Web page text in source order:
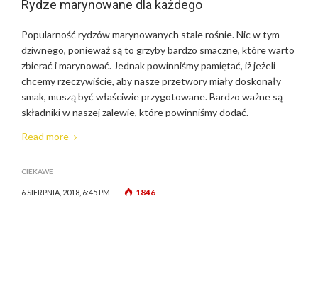
Rydze marynowane dla każdego
Popularność rydzów marynowanych stale rośnie. Nic w tym
dziwnego, ponieważ są to grzyby bardzo smaczne, które warto
zbierać i marynować. Jednak powinniśmy pamiętać, iż jeżeli
chcemy rzeczywiście, aby nasze przetwory miały doskonały
smak, muszą być właściwie przygotowane. Bardzo ważne są
składniki w naszej zalewie, które powinniśmy dodać.
Read more
CIEKAWE
6 SIERPNIA, 2018, 6:45 PM 1846